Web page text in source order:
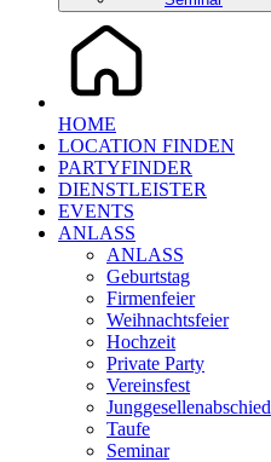
HOME
LOCATION FINDEN
PARTYFINDER
DIENSTLEISTER
EVENTS
ANLASS
ANLASS
Geburtstag
Firmenfeier
Weihnachtsfeier
Hochzeit
Private Party
Vereinsfest
Junggesellenabschied
Taufe
Seminar